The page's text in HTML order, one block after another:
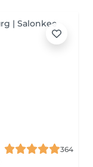
364